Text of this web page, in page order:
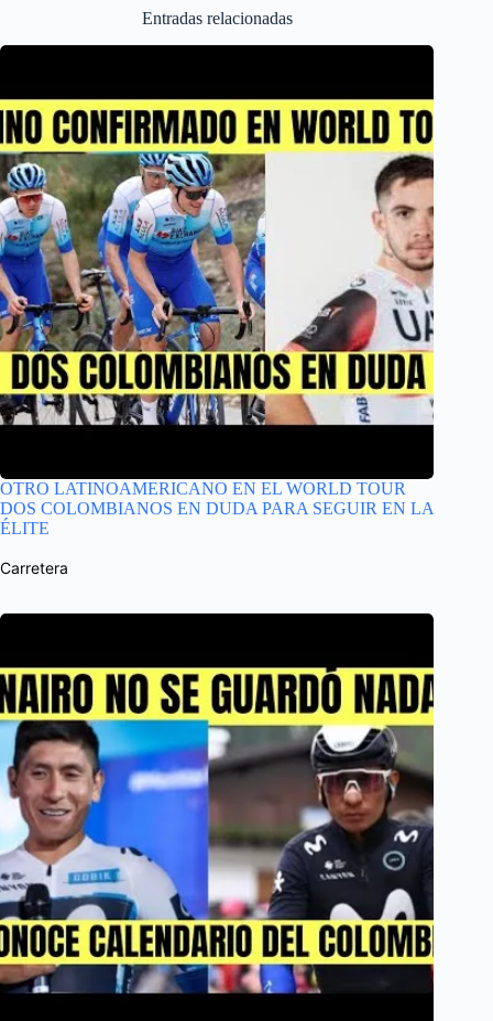
Entradas relacionadas
OTRO LATINOAMERICANO EN EL WORLD TOUR
DOS COLOMBIANOS EN DUDA PARA SEGUIR EN LA
ÉLITE
Carretera